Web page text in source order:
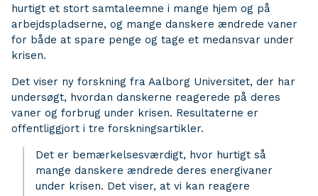
hurtigt et stort samtaleemne i mange hjem og på
arbejdspladserne, og mange danskere ændrede vaner
for både at spare penge og tage et medansvar under
krisen.
Det viser ny forskning fra Aalborg Universitet, der har
undersøgt, hvordan danskerne reagerede på deres
vaner og forbrug under krisen. Resultaterne er
offentliggjort i tre forskningsartikler.
Det er bemærkelsesværdigt, hvor hurtigt så
mange danskere ændrede deres energivaner
under krisen. Det viser, at vi kan reagere